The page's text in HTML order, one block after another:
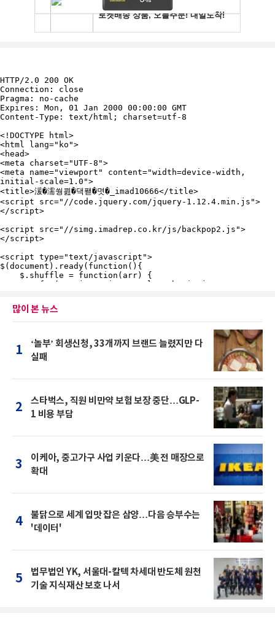
많이 본 뉴스
1
‘놀부’ 회생신청, 33개까지 브랜드 늘렸지만 다
실패
2
스타벅스, 직원 비만약 보험 보장 중단…GLP-
1 비용 부담
3
이케아, 중고가구 사업 키운다…美 전 매장으로
확대
4
불닭으로 세계 입맛 잡은 삼양…다음 승부수는
'데이터'
5
법무법인 YK, 서울대-칼텍 차세대 반도체 원천
기술 지식재산 보호 나서